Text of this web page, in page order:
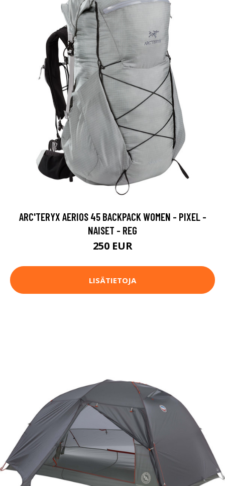
ARC'TERYX AERIOS 45 BACKPACK WOMEN - PIXEL -
NAISET - REG
250 EUR
LISÄTIETOJA